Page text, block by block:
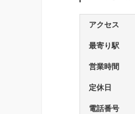
アクセス
最寄り駅
営業時間
定休日
電話番号